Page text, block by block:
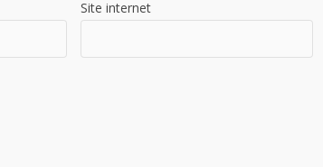
Site internet